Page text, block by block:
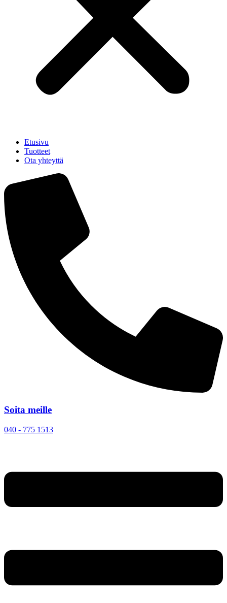
Etusivu
Tuotteet
Ota yhteyttä
Soita meille
040 - 775 1513